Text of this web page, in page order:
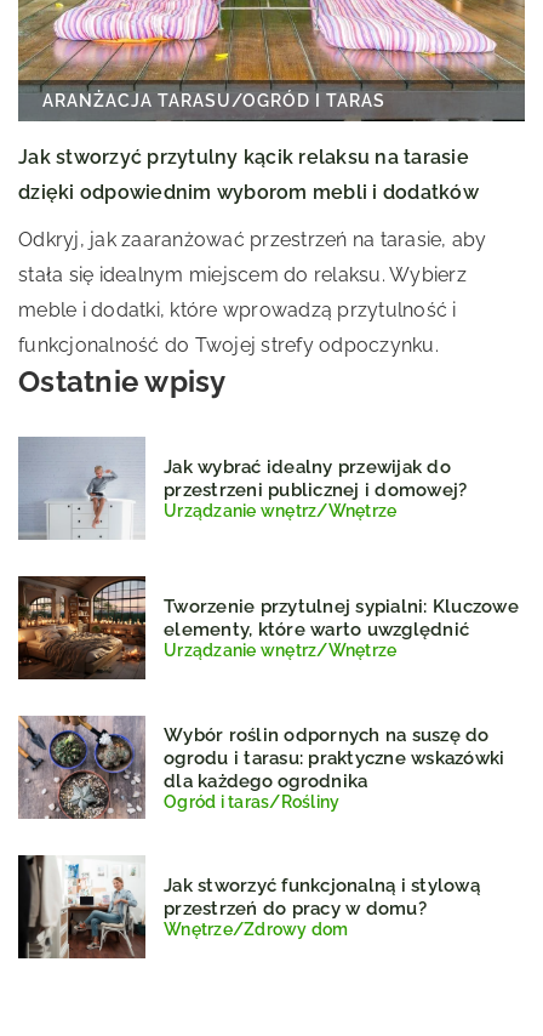
ARANŻACJA TARASU/OGRÓD I TARAS
Jak stworzyć przytulny kącik relaksu na tarasie
dzięki odpowiednim wyborom mebli i dodatków
Odkryj, jak zaaranżować przestrzeń na tarasie, aby
stała się idealnym miejscem do relaksu. Wybierz
meble i dodatki, które wprowadzą przytulność i
funkcjonalność do Twojej strefy odpoczynku.
Ostatnie wpisy
Jak wybrać idealny przewijak do
przestrzeni publicznej i domowej?
Urządzanie wnętrz/Wnętrze
Tworzenie przytulnej sypialni: Kluczowe
elementy, które warto uwzględnić
Urządzanie wnętrz/Wnętrze
Wybór roślin odpornych na suszę do
ogrodu i tarasu: praktyczne wskazówki
dla każdego ogrodnika
Ogród i taras/Rośliny
Jak stworzyć funkcjonalną i stylową
przestrzeń do pracy w domu?
Wnętrze/Zdrowy dom